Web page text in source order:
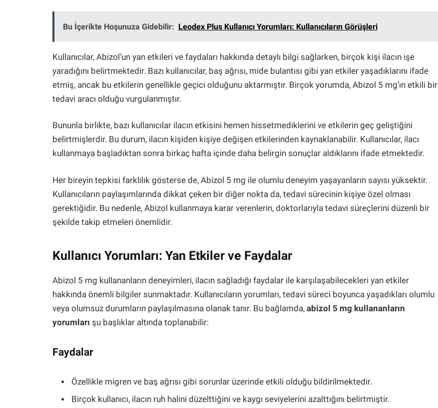
Bu İçerikte Hoşunuza Gidebilir: Leodex Plus Kullanıcı Yorumları: Kullanıcıların Görüşleri
Kullanıcılar, Abizol’un yan etkileri ve faydaları hakkında detaylı bilgi sağlarken, birçok kişi ilacın işe
yaradığını belirtmektedir. Bazı kullanıcılar, baş ağrısı, mide bulantısı gibi yan etkiler yaşadıklarını ifade
etmiş, ancak bu etkilerin genellikle geçici olduğunu aktarmıştır. Birçok yorumda, Abizol 5 mg’ın etkili bir
tedavi aracı olduğu vurgulanmıştır.
Bununla birlikte, bazı kullanıcılar ilacın etkisini hemen hissetmediklerini ve etkilerin geç geliştiğini
belirtmişlerdir. Bu durum, ilacın kişiden kişiye değişen etkilerinden kaynaklanabilir. Kullanıcılar, ilacı
kullanmaya başladıktan sonra birkaç hafta içinde daha belirgin sonuçlar aldıklarını ifade etmektedir.
Her bireyin tepkisi farklılık gösterse de, Abizol 5 mg ile olumlu deneyim yaşayanların sayısı yüksektir.
Kullanıcıların paylaşımlarında dikkat çeken bir diğer nokta da, tedavi sürecinin kişiye özel olması
gerektiğidir. Bu nedenle, Abizol kullanmaya karar verenlerin, doktorlarıyla tedavi süreçlerini düzenli bir
şekilde takip etmeleri önemlidir.
Kullanıcı Yorumları: Yan Etkiler ve Faydalar
Abizol 5 mg kullananların deneyimleri, ilacın sağladığı faydalar ile karşılaşabilecekleri yan etkiler
hakkında önemli bilgiler sunmaktadır. Kullanıcıların yorumları, tedavi süreci boyunca yaşadıkları olumlu
veya olumsuz durumların paylaşılmasına olanak tanır. Bu bağlamda,abizol 5 mg kullananların
yorumları şu başlıklar altında toplanabilir:
Faydalar
Özellikle migren ve baş ağrısı gibi sorunlar üzerinde etkili olduğu bildirilmektedir.
Birçok kullanıcı, ilacın ruh halini düzelttiğini ve kaygı seviyelerini azalttığını belirtmiştir.